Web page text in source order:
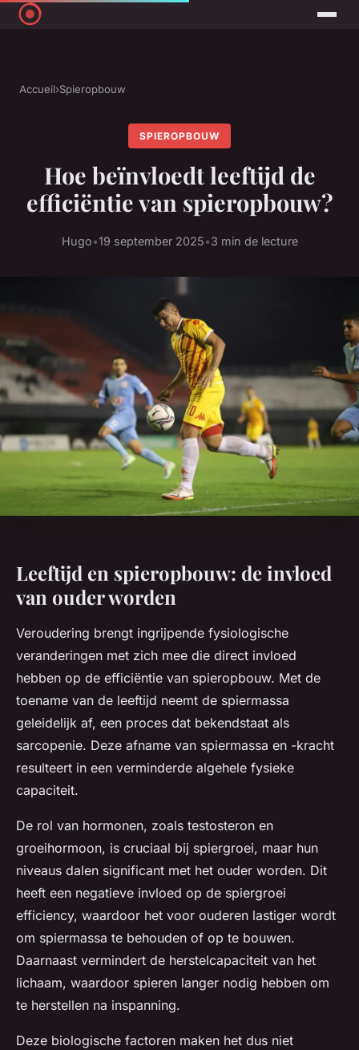
Accueil›Spieropbouw
SPIEROPBOUW
Hoe beïnvloedt leeftijd de
efficiëntie van spieropbouw?
Hugo•19 september 2025•3 min de lecture
Leeftijd en spieropbouw: de invloed
van ouder worden
Veroudering brengt ingrijpende fysiologische
veranderingen met zich mee die direct invloed
hebben op de efficiëntie van spieropbouw. Met de
toename van de leeftijd neemt de spiermassa
geleidelijk af, een proces dat bekendstaat als
sarcopenie. Deze afname van spiermassa en -kracht
resulteert in een verminderde algehele fysieke
capaciteit.
De rol van hormonen, zoals testosteron en
groeihormoon, is cruciaal bij spiergroei, maar hun
niveaus dalen significant met het ouder worden. Dit
heeft een negatieve invloed op de spiergroei
efficiency, waardoor het voor ouderen lastiger wordt
om spiermassa te behouden of op te bouwen.
Daarnaast vermindert de herstelcapaciteit van het
lichaam, waardoor spieren langer nodig hebben om
te herstellen na inspanning.
Deze biologische factoren maken het dus niet